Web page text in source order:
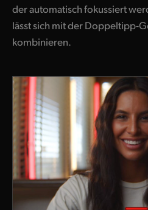
der automatisch fokussiert
lässt sich mit der Doppeltipp-
kombinieren.